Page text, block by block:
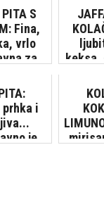
još
PITA S
Fina,
vrlo
za
keksa,
i
je